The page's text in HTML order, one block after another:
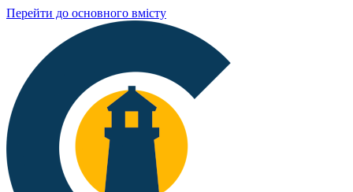
Перейти до основного вмісту